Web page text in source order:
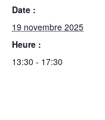
Date :
19 novembre 2025
Heure :
13:30 - 17:30